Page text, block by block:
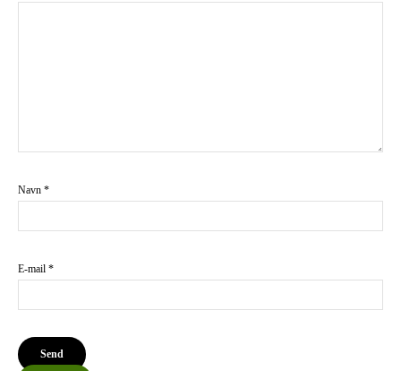
Navn *
E-mail *